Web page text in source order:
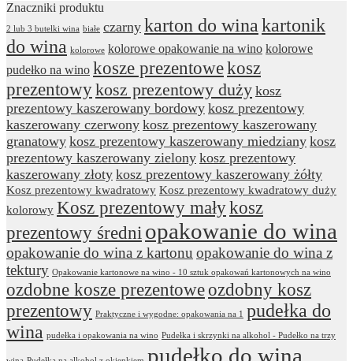
Znaczniki produktu
2 lub 3 butelki wina białe czarny karton do winakartonik
do wina kolorowe kolorowe opakowanie na wino kolorowe
pudełko na wino kosze prezentowekosz
prezentowykosz prezentowy duży kosz
prezentowy kaszerowany bordowy kosz prezentowy
kaszerowany czerwony kosz prezentowy kaszerowany
granatowy kosz prezentowy kaszerowany miedziany kosz
prezentowy kaszerowany zielony kosz prezentowy
kaszerowany złoty kosz prezentowy kaszerowany żółty
Kosz prezentowy kwadratowy Kosz prezentowy kwadratowy duży
kolorowy Kosz prezentowy małykosz
prezentowy średni opakowanie do wina
opakowanie do wina z kartonu opakowanie do wina z
tektury Opakowanie kartonowe na wino - 10 sztuk opakowań kartonowych na wino
ozdobne kosze prezentoweozdobny kosz
prezentowy Praktyczne i wygodne: opakowania na 1 pudełka do
wina pudełka i opakowania na wino Pudełka i skrzynki na alkohol - Pudełko na trzy
pudełko do wina